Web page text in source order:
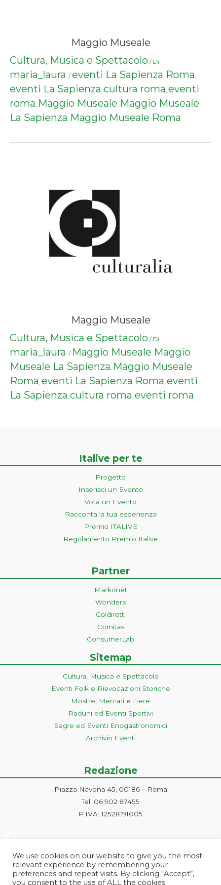
Maggio Museale
Cultura, Musica e Spettacolo / Di
maria_laura / eventi La Sapienza Roma,
eventi La Sapienza, cultura roma, eventi
roma, Maggio Museale, Maggio Museale
La Sapienza, Maggio Museale Roma
Maggio Museale
Cultura, Musica e Spettacolo / Di
maria_laura / Maggio Museale, Maggio
Museale La Sapienza, Maggio Museale
Roma, eventi La Sapienza Roma, eventi
La Sapienza, cultura roma, eventi roma
Italive per te
Progetto
Inserisci un Evento
Vota un Evento
Racconta la tua esperienza
Premio ITALIVE
Regolamento Premio Italive
Partner
Markonet
Wonders
Coldiretti
Comitas
ConsumerLab
Sitemap
Cultura, Musica e Spettacolo
Eventi Folk e Rievocazioni Storiche
Mostre, Mercati e Fiere
Raduni ed Eventi Sportivi
Sagre ed Eventi Enogastronomici
Archivio Eventi
Redazione
Piazza Navona 45, 00186 – Roma
Tel. 06 902 87455
P.IVA: 12528191005
We use cookies on our website to give you the most
relevant experience by remembering your
preferences and repeat visits. By clicking “Accept”,
you consent to the use of ALL the cookies.